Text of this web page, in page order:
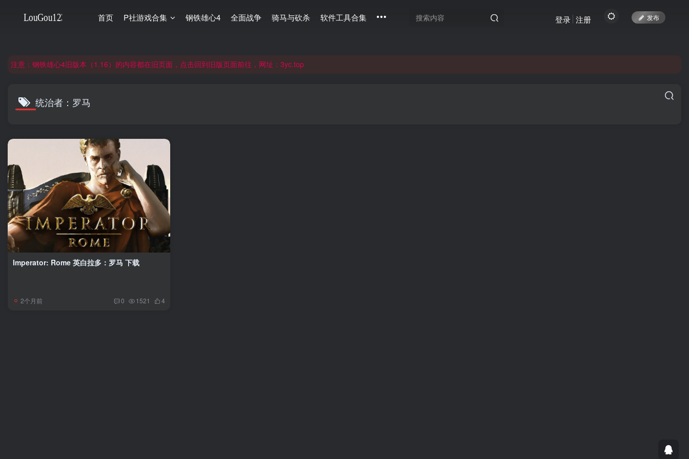
首页 P社游戏合集 钢铁雄心4 全面战争 骑马与砍杀 软件工具合集 发布
登录 注册
注意：钢铁雄心4旧版本（1.16）的内容都在旧页面，点击回到旧版页面前往，网址：3yc.top
网站合并公告：旧网页langou123.com的内容将搬迁到本页面，本页面后续可通过langou123.com和www.langou123.com访问。旧网页可通过3yc.top访问。
统治者：罗马
Imperator: Rome 英白拉多：罗马 下载
2个月前 0 1521 4